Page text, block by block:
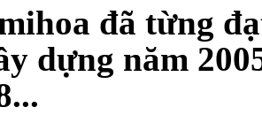
đã từng
dựng năm